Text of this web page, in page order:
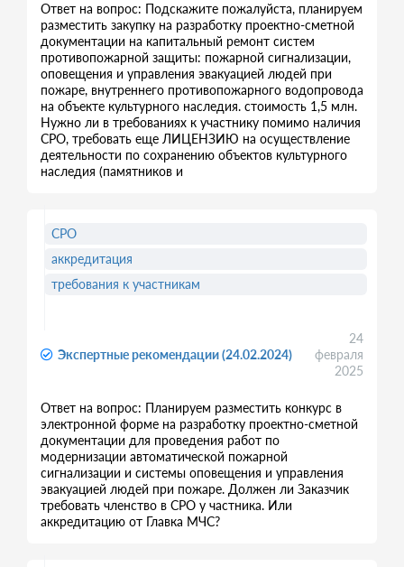
Ответ на вопрос: Подскажите пожалуйста, планируем
разместить закупку на разработку проектно-сметной
документации на капитальный ремонт систем
противопожарной защиты: пожарной сигнализации,
оповещения и управления эвакуацией людей при
пожаре, внутреннего противопожарного водопровода
на объекте культурного наследия. стоимость 1,5 млн.
Нужно ли в требованиях к участнику помимо наличия
СРО, требовать еще ЛИЦЕНЗИЮ на осуществление
деятельности по сохранению объектов культурного
наследия (памятников и
Экспертные рекомендации (24.02.2024)
24
февраля
2025
Ответ на вопрос: Планируем разместить конкурс в
электронной форме на разработку проектно-сметной
документации для проведения работ по
модернизации автоматической пожарной
сигнализации и системы оповещения и управления
эвакуацией людей при пожаре. Должен ли Заказчик
требовать членство в СРО у частника. Или
аккредитацию от Главка МЧС?
СРО
аккредитация
требования к участникам